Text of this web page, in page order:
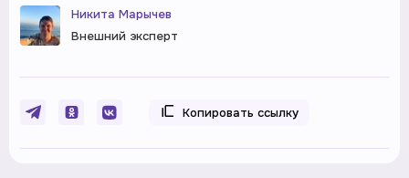
Никита Марычев
Внешний эксперт
Копировать ссылку